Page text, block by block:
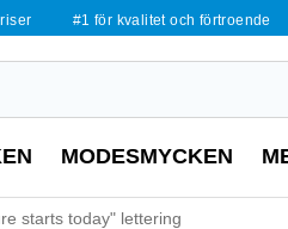
#1 för kvalitet och förtroende
MODESMYCKEN
starts today" lettering